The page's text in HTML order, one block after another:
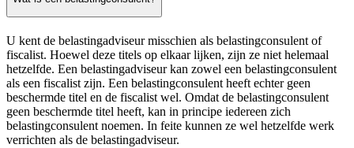
U kent de belastingadviseur misschien als belastingconsulent of
fiscalist. Hoewel deze titels op elkaar lijken, zijn ze niet helemaal
hetzelfde. Een belastingadviseur kan zowel een belastingconsulent
als een fiscalist zijn. Een belastingconsulent heeft echter geen
beschermde titel en de fiscalist wel. Omdat de belastingconsulent
geen beschermde titel heeft, kan in principe iedereen zich
belastingconsulent noemen. In feite kunnen ze wel hetzelfde werk
verrichten als de belastingadviseur.